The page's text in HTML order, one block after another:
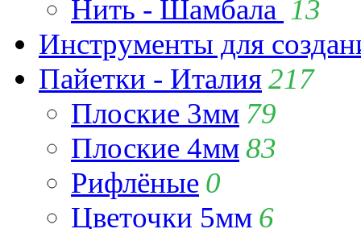
Нить - Шамбала 13
Инструменты для
Пайетки - Италия217
Плоские 3мм 79
Плоские 4мм83
Рифлёные 0
Цветочки 5мм 6